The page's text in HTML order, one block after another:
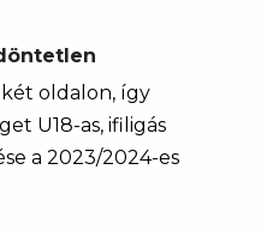
oldalon, így
U18-as, ifiligás
a 2023/2024-es